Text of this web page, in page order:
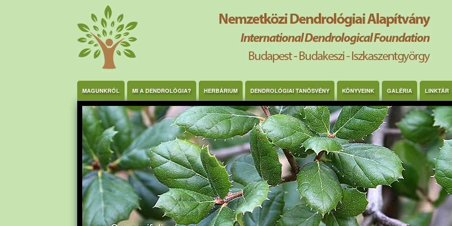
MAGUNKRÓL MI A DENDROLÓGIA? HERBÁRIUM DENDROLÓGIAI TANÖSVÉNY KÖNYVEINK GALÉRIA LINKTÁR